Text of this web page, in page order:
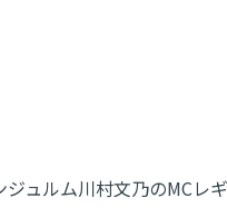
ュルム川村文乃のMCレ